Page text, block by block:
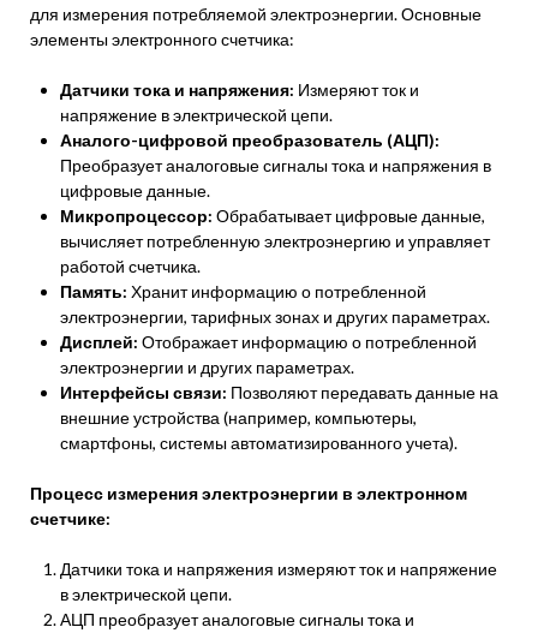
для измерения потребляемой электроэнергии. Основные
элементы электронного счетчика:
Датчики тока и напряжения: Измеряют ток и
напряжение в электрической цепи.
Аналого-цифровой преобразователь (АЦП):
Преобразует аналоговые сигналы тока и напряжения в
цифровые данные.
Микропроцессор: Обрабатывает цифровые данные,
вычисляет потребленную электроэнергию и управляет
работой счетчика.
Память: Хранит информацию о потребленной
электроэнергии, тарифных зонах и других параметрах.
Дисплей: Отображает информацию о потребленной
электроэнергии и других параметрах.
Интерфейсы связи: Позволяют передавать данные на
внешние устройства (например, компьютеры,
смартфоны, системы автоматизированного учета).
Процесс измерения электроэнергии в электронном
счетчике:
Датчики тока и напряжения измеряют ток и напряжение
в электрической цепи.
АЦП преобразует аналоговые сигналы тока и